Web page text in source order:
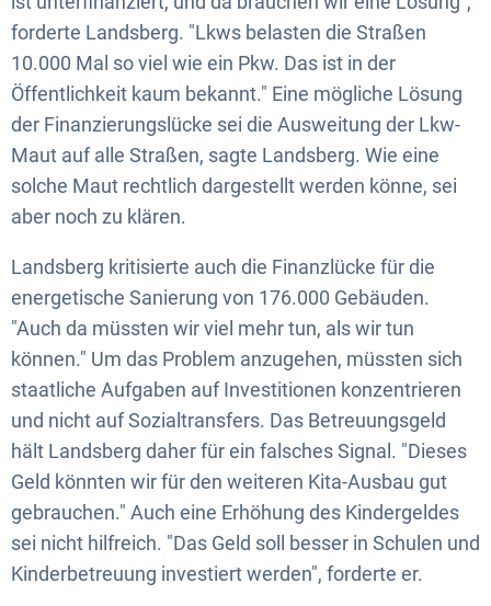
forderte Landsberg. "Lkws belasten die Straßen
10.000 Mal so viel wie ein Pkw. Das ist in der
Öffentlichkeit kaum bekannt." Eine mögliche Lösung
der Finanzierungslücke sei die Ausweitung der Lkw-
Maut auf alle Straßen, sagte Landsberg. Wie eine
solche Maut rechtlich dargestellt werden könne, sei
aber noch zu klären.
Landsberg kritisierte auch die Finanzlücke für die
energetische Sanierung von 176.000 Gebäuden.
"Auch da müssten wir viel mehr tun, als wir tun
können." Um das Problem anzugehen, müssten sich
staatliche Aufgaben auf Investitionen konzentrieren
und nicht auf Sozialtransfers. Das Betreuungsgeld
hält Landsberg daher für ein falsches Signal. "Dieses
Geld könnten wir für den weiteren Kita-Ausbau gut
gebrauchen." Auch eine Erhöhung des Kindergeldes
sei nicht hilfreich. "Das Geld soll besser in Schulen und
Kinderbetreuung investiert werden", forderte er.